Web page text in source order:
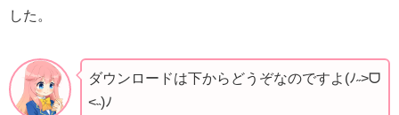
した。
ダウンロードは下からどうぞなのですよ(ﾉ˶>ᗜ​
<˵)ﾉ